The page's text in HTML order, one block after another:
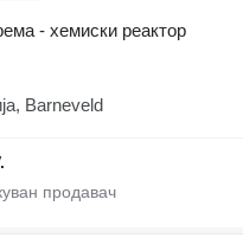
- хемиски реактор
Barneveld